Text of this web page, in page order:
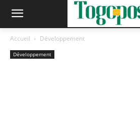
Accueil Développement
Développement